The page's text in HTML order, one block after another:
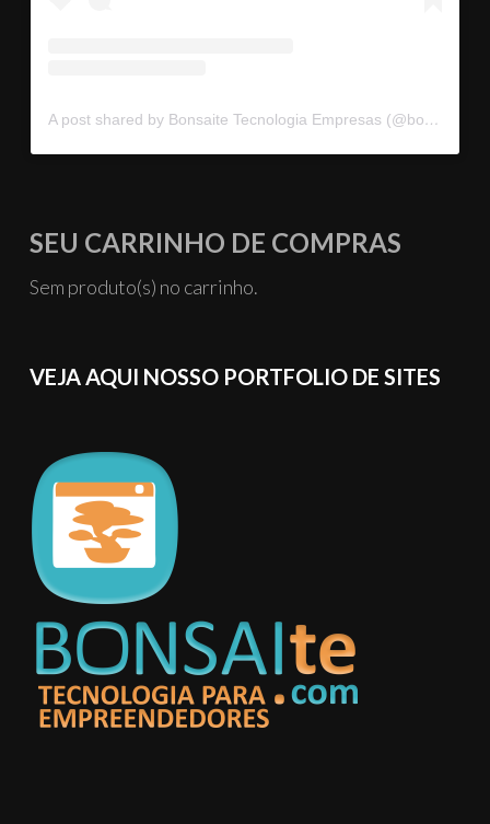
A post shared by Bonsaite Tecnologia Empresas (@bonsaitebrasil)
SEU CARRINHO DE COMPRAS
Sem produto(s) no carrinho.
VEJA AQUI NOSSO PORTFOLIO DE SITES